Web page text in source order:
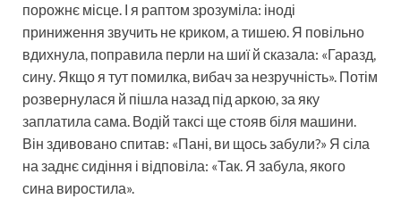
порожнє місце. І я раптом зрозуміла: іноді
приниження звучить не криком, а тишею. Я повільно
вдихнула, поправила перли на шиї й сказала: «Гаразд,
сину. Якщо я тут помилка, вибач за незручність». Потім
розвернулася й пішла назад під аркою, за яку
заплатила сама. Водій таксі ще стояв біля машини.
Він здивовано спитав: «Пані, ви щось забули?» Я сіла
на заднє сидіння і відповіла: «Так. Я забула, якого
сина виростила».